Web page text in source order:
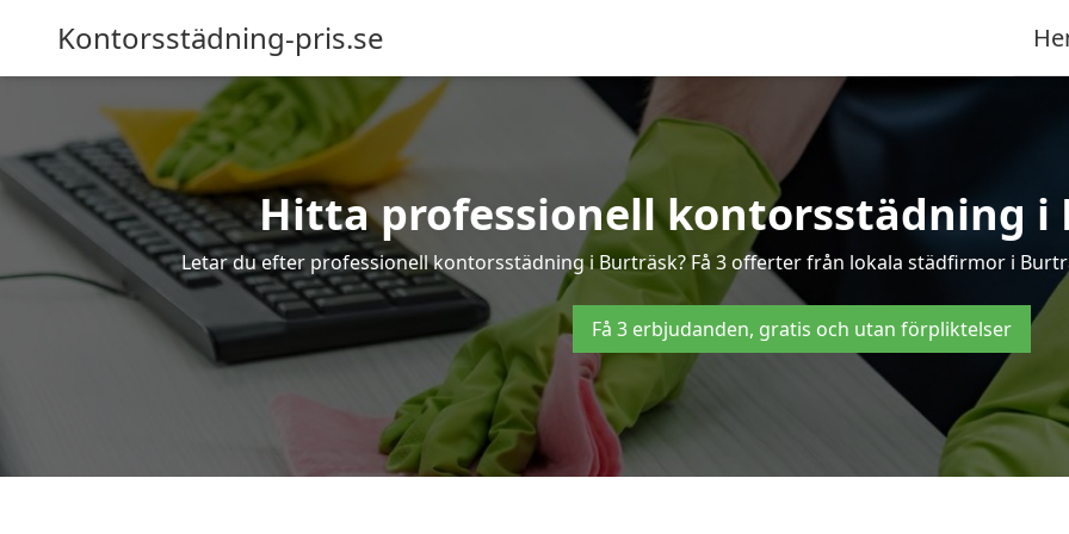
Kontorsstädning-pris.se
Hitta professionell kontorsstädning i
Letar du efter professionell kontorsstädning i Burträsk? Få 3 offerter från lokala städfirmor i
Få 3 erbjudanden, gratis och utan förpliktelser